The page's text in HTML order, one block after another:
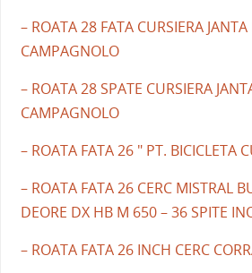
– ROATA 28 FATA CURSIERA
CAMPAGNOLO
– ROATA 28 SPATE CURSIERA
CAMPAGNOLO
– ROATA FATA 26 " PT. BICICLETA
– ROATA FATA 26 CERC MISTRAL
DEORE DX HB M 650 – 36 SPITE
– ROATA FATA 26 INCH CERC